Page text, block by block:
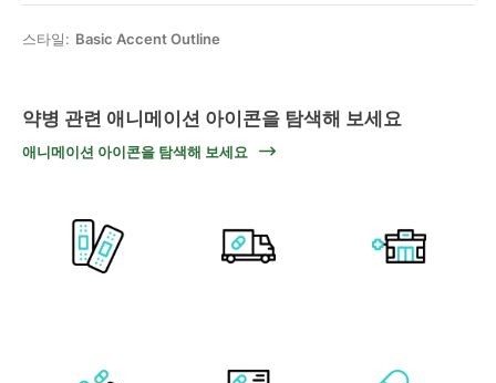
스타일: Basic Accent Outline
약병 관련 애니메이션 아이콘을 탐색해 보세요
애니메이션 아이콘을 탐색해 보세요